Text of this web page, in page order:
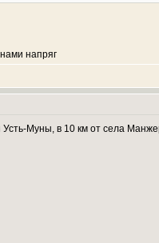
напряг
Усть-Муны, в 10 км от села